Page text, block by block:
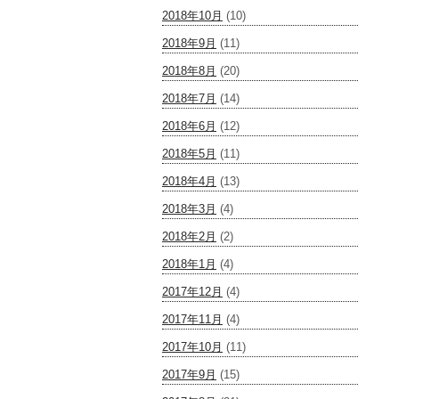
2018年10月 (10)
2018年9月 (11)
2018年8月 (20)
2018年7月 (14)
2018年6月 (12)
2018年5月 (11)
2018年4月 (13)
2018年3月 (4)
2018年2月 (2)
2018年1月 (4)
2017年12月 (4)
2017年11月 (4)
2017年10月 (11)
2017年9月 (15)